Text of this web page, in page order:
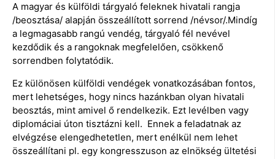
A magyar és külföldi tárgyaló feleknek hivatali rangja
/beosztása/ alapján összeállított sorrend /névsor/.Mindíg
a legmagasabb rangú vendég, tárgyaló fél nevével
kezdődik és a rangoknak megfelelően, csökkenő
sorrendben folytatódik.
Ez különösen külföldi vendégek vonatkozásában fontos,
mert lehetséges, hogy nincs hazánkban olyan hivatali
beosztás, mint amivel ő rendelkezik. Ezt levélben vagy
diplomáciai úton tisztázni kell. Ennek a feladatnak az
elvégzése elengedhetetlen, mert enélkül nem lehet
összeállítani pl. egy kongresszuson az elnökség ültetési